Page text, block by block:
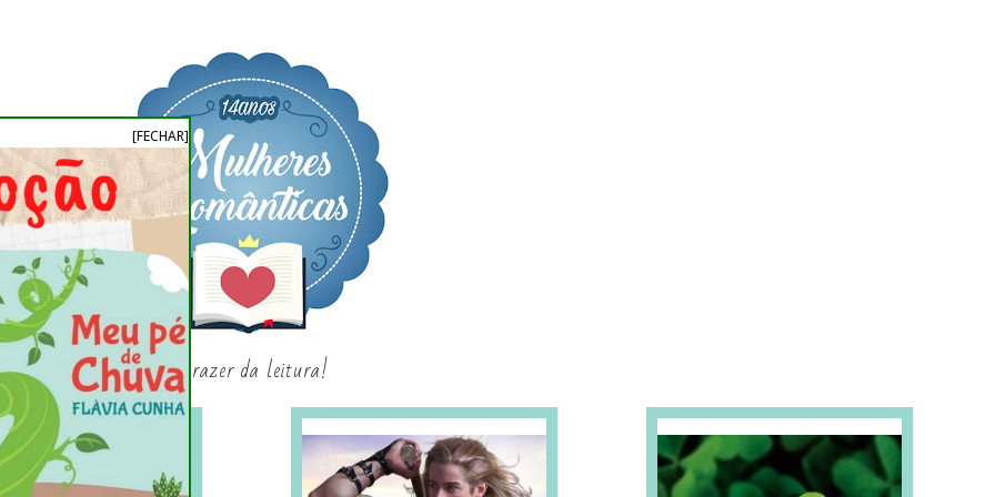
[FECHAR]
o prazer da leitura!
SORTEIOS E PROMOÇÕES